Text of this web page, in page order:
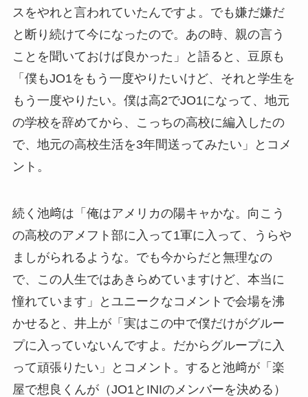
スをやれと言われていたんですよ。でも嫌だ嫌だ
と断り続けて今になったので。あの時、親の言う
ことを聞いておけば良かった」と語ると、豆原も
「僕もJO1をもう一度やりたいけど、それと学生を
もう一度やりたい。僕は高2でJO1になって、地元
の学校を辞めてから、こっちの高校に編入したの
で、地元の高校生活を3年間送ってみたい」とコメ
ント。
続く池﨑は「俺はアメリカの陽キャかな。向こう
の高校のアメフト部に入って1軍に入って、うらや
ましがられるような。でも今からだと無理なの
で、この人生ではあきらめていますけど、本当に
憧れています」とユニークなコメントで会場を沸
かせると、井上が「実はこの中で僕だけがグルー
プに入っていないんですよ。だからグループに入
って頑張りたい」とコメント。すると池﨑が「楽
屋で想良くんが（JO1とINIのメンバーを決める）